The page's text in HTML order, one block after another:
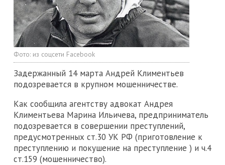
Фото: из соцсети Facebook
Задержанный 14 марта Андрей Климентьев
подозревается в крупном мошенничестве.
Как сообщила агентству адвокат Андрея
Климентьева Марина Ильичева, предприниматель
подозревается в совершении преступлений,
предусмотренных ст.30 УК РФ (приготовление к
преступлению и покушение на преступление ) и ч.4
ст.159 (мошенничество).